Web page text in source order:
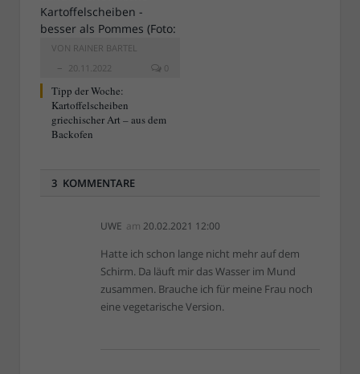
VON RAINER BARTEL
20.11.2022
0
Tipp der Woche:
Kartoffelscheiben
griechischer Art – aus dem
Backofen
3 KOMMENTARE
UWE am 20.02.2021 12:00
Hatte ich schon lange nicht mehr auf dem
Schirm. Da läuft mir das Wasser im Mund
zusammen. Brauche ich für meine Frau noch
eine vegetarische Version.